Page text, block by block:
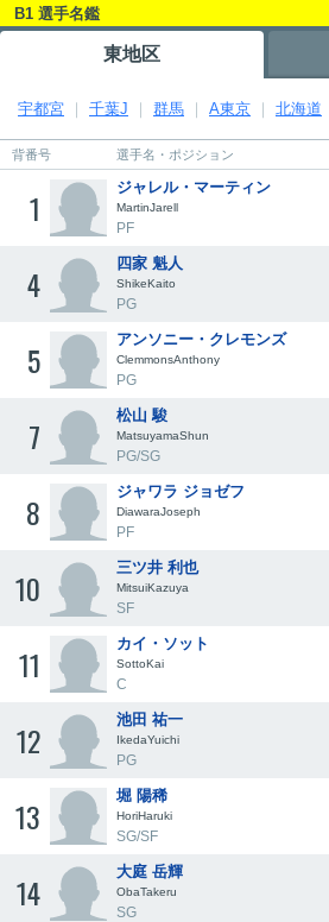
B1 選手名鑑
東地区
宇都宮 千葉J 群馬 A東京 北海道
背番号 選手名・ポジション
1 ジャレル・マーティン
MartinJarell
PF
4 四家 魁人
ShikeKaito
PG
5 アンソニー・クレモンズ
ClemmonsAnthony
PG
7 松山 駿
MatsuyamaShun
PG/SG
8 ジャワラ ジョゼフ
DiawaraJoseph
PF
10 三ツ井 利也
MitsuiKazuya
SF
11 カイ・ソット
SottoKai
C
12 池田 祐一
IkedaYuichi
PG
13 堀 陽稀
HoriHaruki
SG/SF
14 大庭 岳輝
ObaTakeru
SG